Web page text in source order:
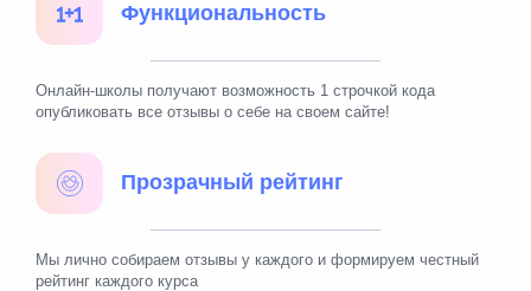
Функциональность
Онлайн-школы получают возможность 1 строчкой кода
опубликовать все отзывы о себе на своем сайте!
Прозрачный рейтинг
Мы лично собираем отзывы у каждого и формируем честный
рейтинг каждого курса